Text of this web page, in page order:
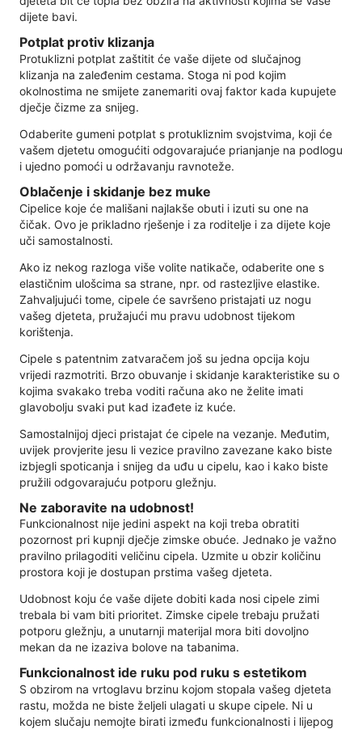
dijete bavi.
Potplat protiv klizanja
Protuklizni potplat zaštitit će vaše dijete od slučajnog
klizanja na zaleđenim cestama. Stoga ni pod kojim
okolnostima ne smijete zanemariti ovaj faktor kada kupujete
dječje čizme za snijeg.
Odaberite gumeni potplat s protukliznim svojstvima, koji će
vašem djetetu omogućiti odgovarajuće prianjanje na podlogu
i ujedno pomoći u održavanju ravnoteže.
Oblačenje i skidanje bez muke
Cipelice koje će mališani najlakše obuti i izuti su one na
čičak. Ovo je prikladno rješenje i za roditelje i za dijete koje
uči samostalnosti.
Ako iz nekog razloga više volite natikače, odaberite one s
elastičnim ulošcima sa strane, npr. od rastezljive elastike.
Zahvaljujući tome, cipele će savršeno pristajati uz nogu
vašeg djeteta, pružajući mu pravu udobnost tijekom
korištenja.
Cipele s patentnim zatvaračem još su jedna opcija koju
vrijedi razmotriti. Brzo obuvanje i skidanje karakteristike su o
kojima svakako treba voditi računa ako ne želite imati
glavobolju svaki put kad izađete iz kuće.
Samostalnijoj djeci pristajat će cipele na vezanje. Međutim,
uvijek provjerite jesu li vezice pravilno zavezane kako biste
izbjegli spoticanja i snijeg da uđu u cipelu, kao i kako biste
pružili odgovarajuću potporu gležnju.
Ne zaboravite na udobnost!
Funkcionalnost nije jedini aspekt na koji treba obratiti
pozornost pri kupnji dječje zimske obuće. Jednako je važno
pravilno prilagoditi veličinu cipela. Uzmite u obzir količinu
prostora koji je dostupan prstima vašeg djeteta.
Udobnost koju će vaše dijete dobiti kada nosi cipele zimi
trebala bi vam biti prioritet. Zimske cipele trebaju pružati
potporu gležnju, a unutarnji materijal mora biti dovoljno
mekan da ne izaziva bolove na tabanima.
Funkcionalnost ide ruku pod ruku s estetikom
S obzirom na vrtoglavu brzinu kojom stopala vašeg djeteta
rastu, možda ne biste željeli ulagati u skupe cipele. Ni u
kojem slučaju nemojte birati između funkcionalnosti i lijepog